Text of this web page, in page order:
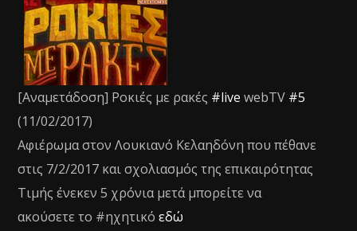
[Αναμετάδοση] Ροκιές με ρακές #live webTV #5
(11/02/2017)
Αφιέρωμα στον Λουκιανό Κελαηδόνη που πέθανε
στις 7/2/2017 και σχολιασμός της επικαιρότητας
Τιμής ένεκεν 5 χρόνια μετά μπορείτε να
ακούσετε το #ηχητικόεδώ